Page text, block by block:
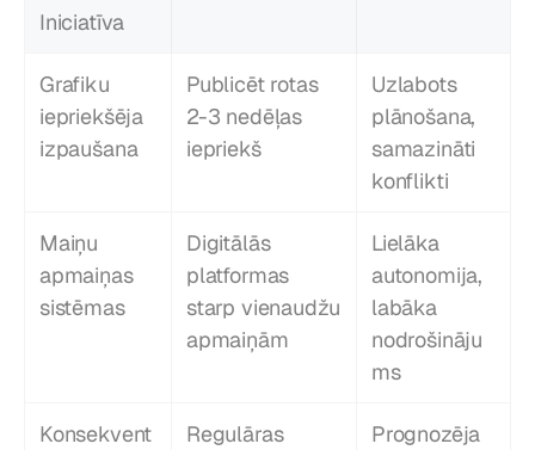
Iniciatīva
Grafiku
iepriekšēja
izpaušana
Publicēt rotas
2-3 nedēļas
iepriekš
Uzlabots
plānošana,
samazināti
konflikti
Maiņu
apmaiņas
sistēmas
Digitālās
platformas
starp vienaudžu
apmaiņām
Lielāka
autonomija,
labāka
nodrošināju
ms
Konsekvent
Regulāras
Prognozēja